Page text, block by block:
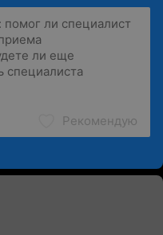
Рекомендую